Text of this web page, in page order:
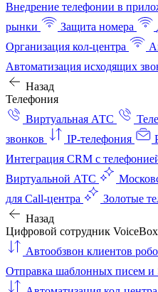
Внедрение телефонии в
рынки
Защита номера
Организация кол-центра
Автоматизация исходящих
Назад
Телефония
Виртуальная АТС
звонков
IP-телефония
Интеграция CRM с
Виртуальной АТС
для Call-центра
Золотые
Назад
Цифровой сотрудник VoiceBox
Автообзвон клиентов
Отправка шаблонных писем и